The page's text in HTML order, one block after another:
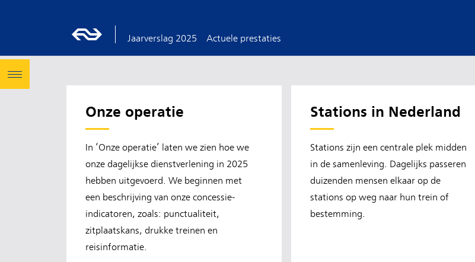
Jaarverslag 2025 Actuele prestaties
Onze operatie
In ‘Onze operatie’ laten we zien hoe we
onze dagelijkse dienstverlening in 2025
hebben uitgevoerd. We beginnen met
een beschrijving van onze concessie-
indicatoren, zoals: punctualiteit,
zitplaatskans, drukke treinen en
reisinformatie.
Stations in Nederland
Stations zijn een centrale plek midden
in de samenleving. Dagelijks passeren
duizenden mensen elkaar op de
stations op weg naar hun trein of
bestemming.